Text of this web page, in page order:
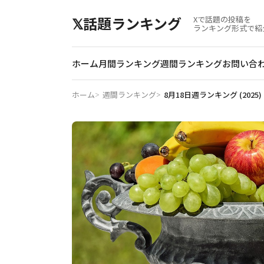
𝕏話題ランキング Xで話題の投稿を
ランキング形式で
ホーム月間ランキング週間ランキングお問い合
ホーム 週間ランキング 8月18日週ランキング (2025)